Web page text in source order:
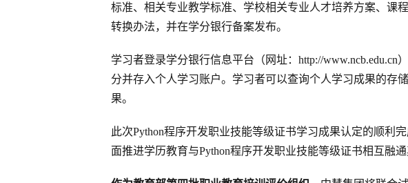
标准、相关专业教学标准、学校相关专业人才培养方案、课
转换办法，并在学分银行备案发布。
学习者登录学分银行信息平台（网址：http://
分并存入个人学习账户。学习者可以查询个人学习成果的存
果。
此次Python程序开发职业技能等级证书学习成果认定的顺利
面推进学历教育与Python程序开发职业技能等级证书相互融通